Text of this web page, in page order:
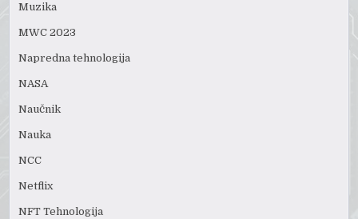
Muzika
MWC 2023
Napredna tehnologija
NASA
Naučnik
Nauka
NCC
Netflix
NFT Tehnologija